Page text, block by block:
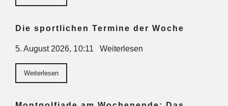
Die sportlichen Termine der Woche
5. August 2026, 10:11 Weiterlesen
Weiterlesen